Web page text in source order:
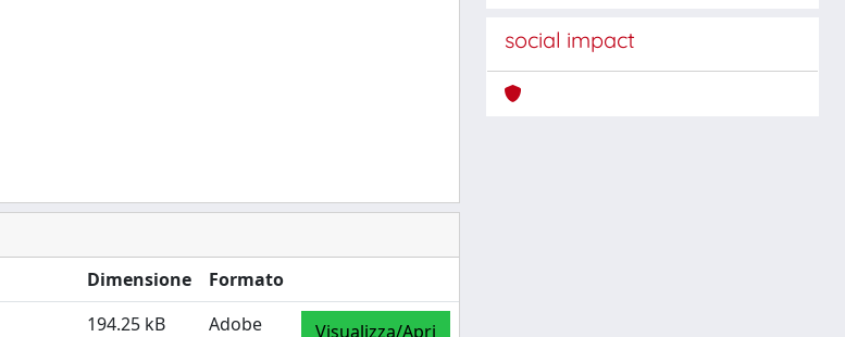
Dimensione
Formato
194.25 kB Adobe Visualizza/Apri
social impact